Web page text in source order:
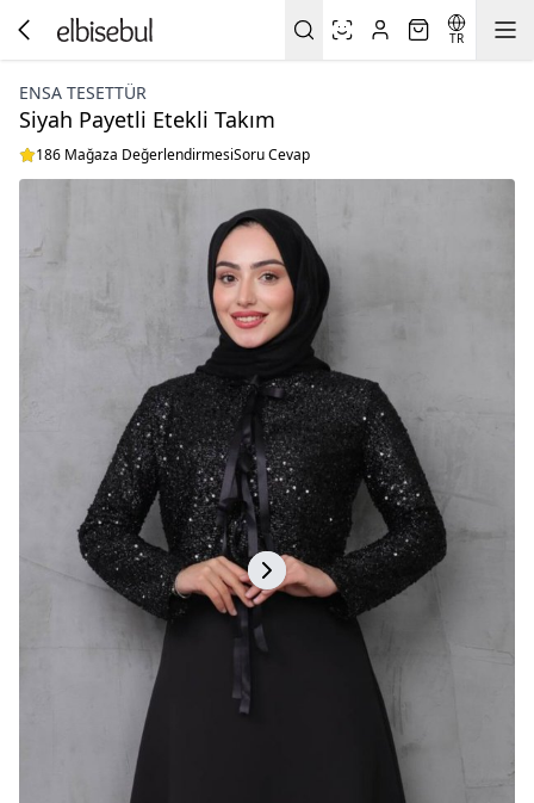
TR
ENSA TESETTÜR
Siyah Payetli Etekli Takım
186 Mağaza DeğerlendirmesiSoru Cevap